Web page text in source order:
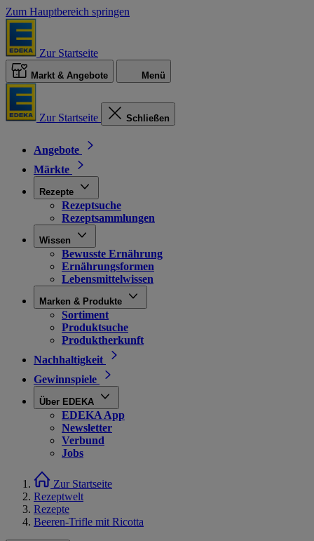
Zum Hauptbereich springen
Zur Startseite
Markt & Angebote Menü
Zur Startseite Schließen
Angebote
Märkte
Rezepte
Rezeptsuche
Rezeptsammlungen
Wissen
Bewusste Ernährung
Ernährungsformen
Lebensmittelwissen
Marken & Produkte
Sortiment
Produktsuche
Produktherkunft
Nachhaltigkeit
Gewinnspiele
Über EDEKA
EDEKA App
Newsletter
Verbund
Jobs
Zur Startseite
Rezeptwelt
Rezepte
Beeren-Trifle mit Ricotta